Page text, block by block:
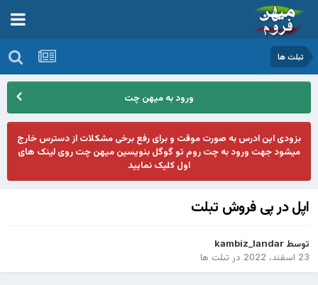
تبلت ها
ورود به میهن چت
بزودی این ادرس به صورت موقت و برای رفع برخی مشکلات از دسترس خارج
میشود جهت ورود به چت روم تو گوگل بنویسین میهن چت روی لینک های
اول کلیک نمایید
اپل در پی فروش تبلت
توسط kambiz_landar
23 اسفند، 2022
در تبلت ها